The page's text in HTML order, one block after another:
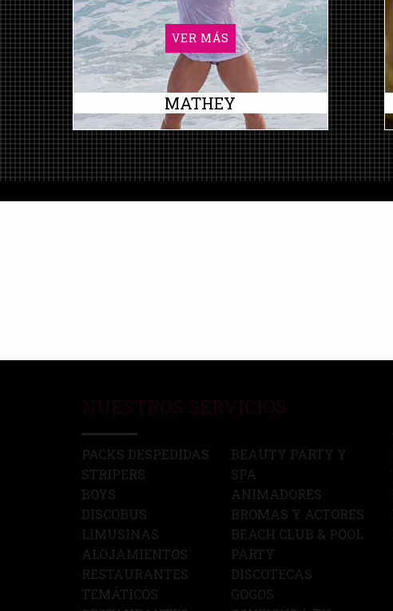
MATHEY
VER MÁS
NUESTROS SERVICIOS
PACKS DESPEDIDAS
STRIPERS
BOYS
DISCOBUS
LIMUSINAS
ALOJAMIENTOS
RESTAURANTES
TEMÁTICOS
BEAUTY PARTY Y
SPA
ANIMADORES
BROMAS Y ACTORES
BEACH CLUB & POOL
PARTY
DISCOTECAS
GOGOS